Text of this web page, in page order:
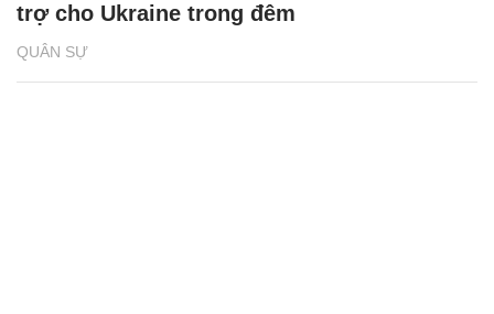
QUÂN SỰ
trợ cho Ukraine trong đêm